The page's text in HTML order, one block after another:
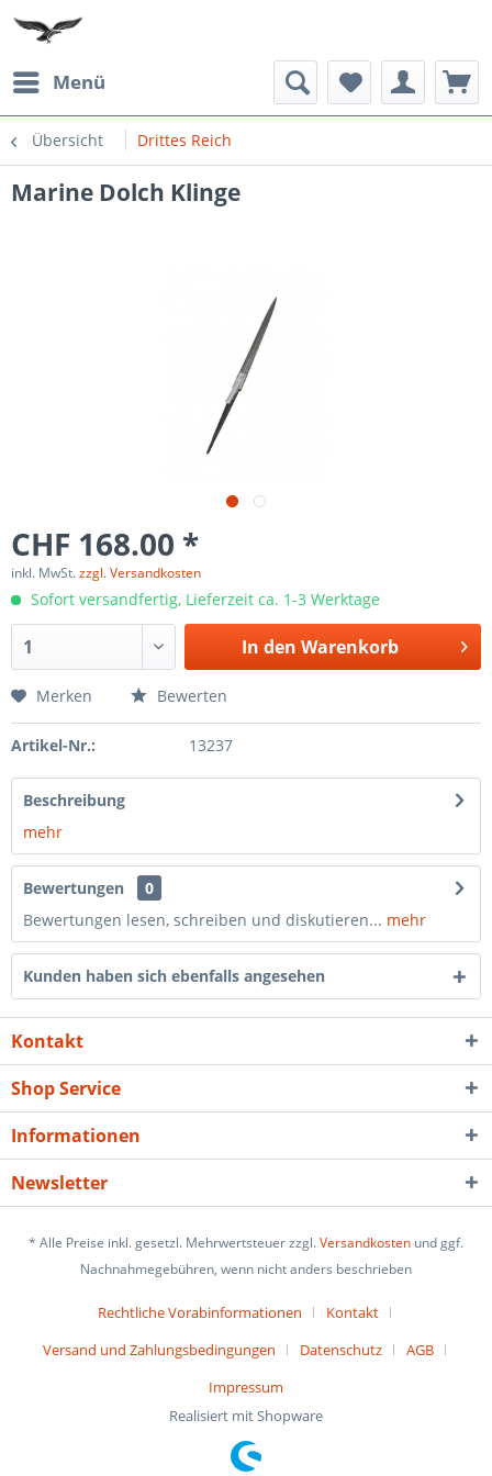
Menü
Übersicht Drittes Reich
Marine Dolch Klinge
CHF 168.00 *
inkl. MwSt.zzgl. Versandkosten
Sofort versandfertig, Lieferzeit ca. 1-3 Werktage
In den Warenkorb
Merken Bewerten
Artikel-Nr.: 13237
Beschreibung
mehr
Bewertungen
0
Bewertungen lesen, schreiben und diskutieren... mehr
Kunden haben sich ebenfalls angesehen
Kontakt
Shop Service
Informationen
Newsletter
* Alle Preise inkl. gesetzl. Mehrwertsteuer zzgl.Versandkosten und ggf.
Nachnahmegebühren, wenn nicht anders beschrieben
Rechtliche Vorabinformationen
Kontakt
Versand und Zahlungsbedingungen
Datenschutz
AGB
Impressum
Realisiert mit Shopware